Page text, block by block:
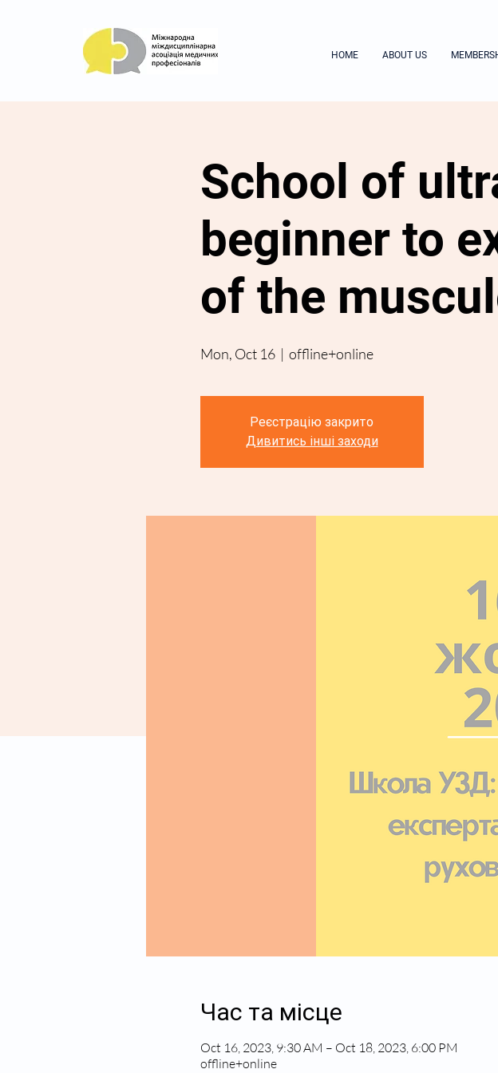
HOME ABOUT US
School of
beginner to
of the
Mon, Oct 16
  |
offline+online
Реєстрацію закрито
Дивитись інші заходи
Час та місце
Oct 16, 2023, 9:30 AM – Oct 18, 2023, 6:00 PM
offline+online